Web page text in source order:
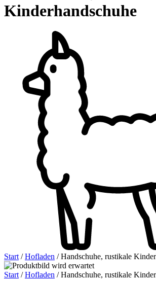
Kinderhandschuhe
Start /Hofladen / Handschuhe, rustikale
Start /Hofladen / Handschuhe, rustikale